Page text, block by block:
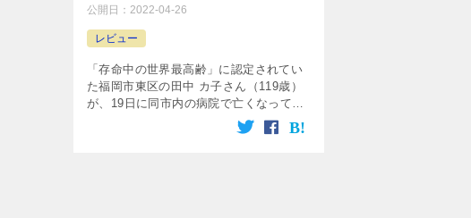
公開日： 2022-04-26
レビュー
「存命中の世界最高齢」に認定されてい
た福岡市東区の田中 カ子さん（119歳）
が、19日に同市内の病院で亡くなってい
たことが報じられました。ギネス公認の
世界最高齢記録保持者はフランス人女性